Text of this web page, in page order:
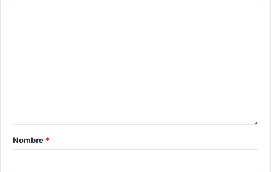
Nombre *